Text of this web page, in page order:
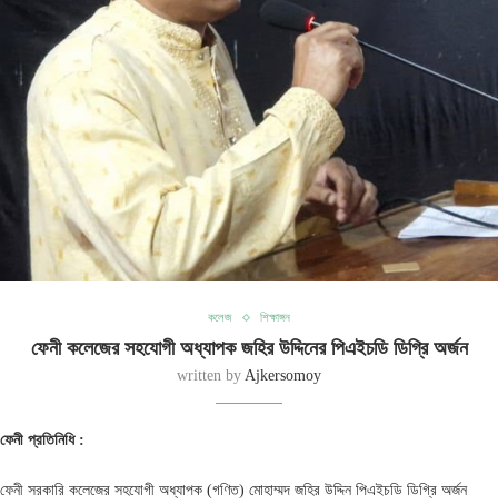
কলেজ শিক্ষাঙ্গন
ফেনী কলেজের সহযোগী অধ্যাপক জহির উদ্দিনের পিএইচডি ডিগ্রি অর্জন
written by Ajkersomoy
ফেনী প্রতিনিধি :
​ফেনী সরকারি কলেজের সহযোগী অধ্যাপক (গণিত) মোহাম্মদ জহির উদ্দিন পিএইচডি ডিগ্রি অর্জন